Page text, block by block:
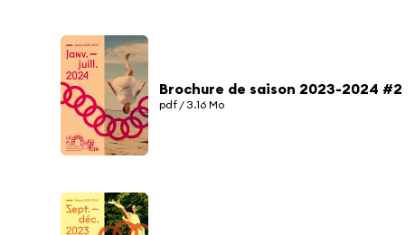
Brochure de saison 2023-2024 #2
pdf / 3.16 Mo